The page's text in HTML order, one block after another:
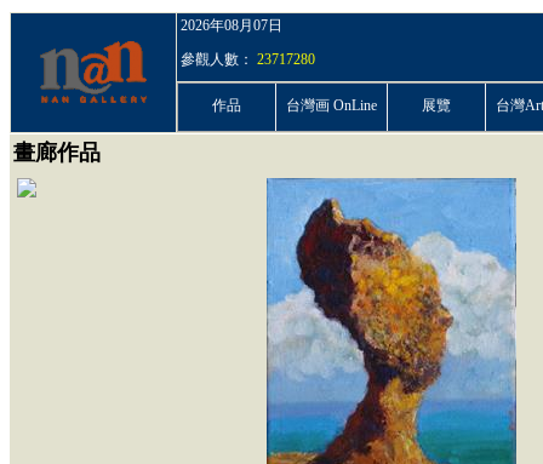
2026年08月07日
參觀人數： 23717280
作品 台灣画 OnLine 展覽 台灣
畫廊作品